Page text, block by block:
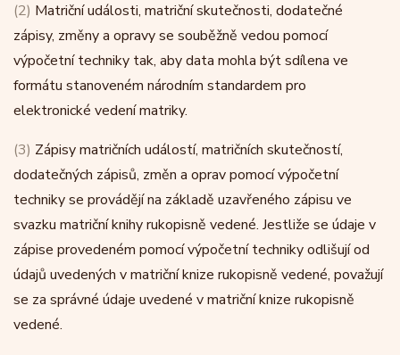
(2) Matriční události, matriční skutečnosti, dodatečné
zápisy, změny a opravy se souběžně vedou pomocí
výpočetní techniky tak, aby data mohla být sdílena ve
formátu stanoveném národním standardem pro
elektronické vedení matriky.
(3) Zápisy matričních událostí, matričních skutečností,
dodatečných zápisů, změn a oprav pomocí výpočetní
techniky se provádějí na základě uzavřeného zápisu ve
svazku matriční knihy rukopisně vedené. Jestliže se údaje v
zápise provedeném pomocí výpočetní techniky odlišují od
údajů uvedených v matriční knize rukopisně vedené, považují
se za správné údaje uvedené v matriční knize rukopisně
vedené.